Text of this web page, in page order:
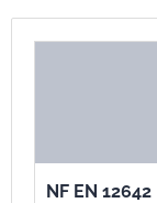
NF EN 12642